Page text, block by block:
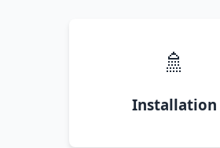
🚿
Installation